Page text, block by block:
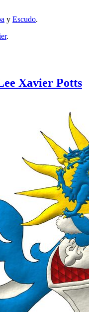
y Escudo.
.
Xavier Potts